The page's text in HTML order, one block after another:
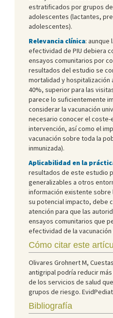
estratificados por grupos
adolescentes (lactantes,
adolescentes).
Relevancia clínica: aunque
efectividad de PIU debiera
ensayos comunitarios por
resultados del estudio se
mortalidad y hospitalización
40%, superior para las
parece lo suficientemente
considerar la vacunación
necesario conocer el
intervención, así como el
vacunación sobre toda la
inmunizada).
Aplicabilidad en la
resultados de este estudio
generalizables a otros
información existente sobre
su potencial impacto, debe
atención para que las
ensayos comunitarios que
efectividad de la vacunación
Cómo citar este
Olivares Grohnert M,
antigripal podría reducir
de los servicios de salud
grupos de riesgo.
Bibliografía